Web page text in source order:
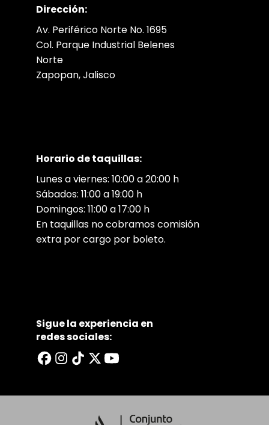
Dirección:
Av. Periférico Norte No. 1695
Col. Parque Industrial Belenes
Norte
Zapopan, Jalisco
Horario de taquillas:
Lunes a viernes: 10:00 a 20:00 h
Sábados: 11:00 a 19:00 h
Domingos: 11:00 a 17:00 h
En taquillas no cobramos comisión
extra por cargo por boleto.
Sigue la experiencia en
redes sociales: